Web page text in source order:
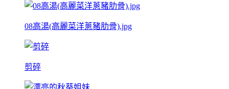
08高湯(高麗菜洋蔥豬肋骨).jpg
剪碎